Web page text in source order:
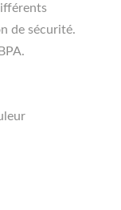
de sécurité.